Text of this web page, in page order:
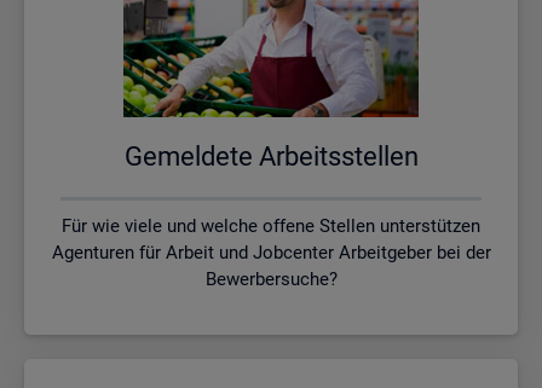
Ge­mel­de­te Ar­beits­stel­len
Für wie viele und welche offene Stellen unterstützen
Agenturen für Arbeit und Jobcenter Arbeitgeber bei der
Bewerbersuche?